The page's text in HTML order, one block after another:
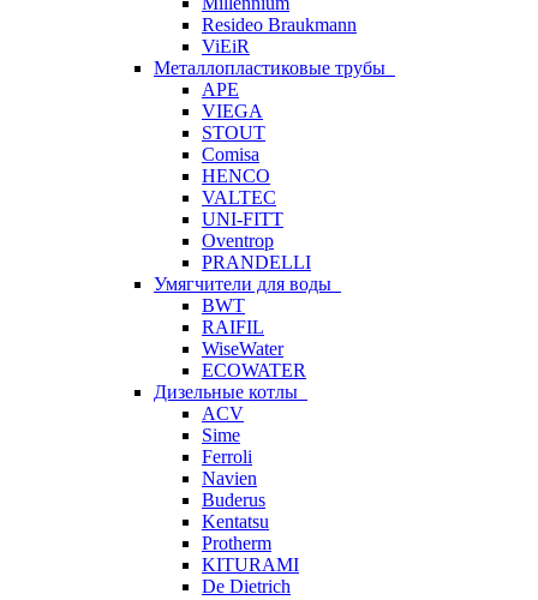
Resideo Braukmann
ViEiR
Металлопластиковые трубы
APE
VIEGA
STOUT
Comisa
HENCO
VALTEC
UNI-FITT
Oventrop
PRANDELLI
Умягчители для воды
BWT
RAIFIL
WiseWater
ECOWATER
Дизельные котлы
ACV
Sime
Ferroli
Navien
Buderus
Kentatsu
Protherm
KITURAMI
De Dietrich